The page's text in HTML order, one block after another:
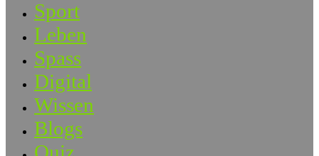
Sport
Leben
Spass
Digital
Wissen
Blogs